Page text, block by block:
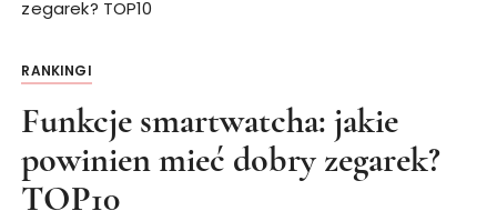
zegarek? TOP10
RANKINGI
Funkcje smartwatcha: jakie
powinien mieć dobry zegarek?
TOP10